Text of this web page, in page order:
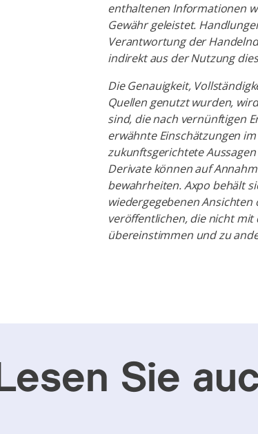
enthaltenen Informationen
Gewähr geleistet.
Verantwortung der
indirekt aus der Nutzung
Die Genauigkeit,
Quellen genutzt wurden,
sind, die nach vernünftigen
erwähnte Einschätzungen
zukunftsgerichtete
Derivate können auf
bewahrheiten. Axpo behält
wiedergegebenen
veröffentlichen, die nicht
übereinstimmen und zu
Lesen Sie